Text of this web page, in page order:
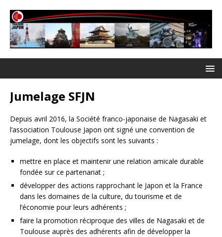
Jumelage SFJN
Depuis avril 2016, la Société franco-japonaise de Nagasaki et
l’association Toulouse Japon ont signé une convention de
jumelage, dont les objectifs sont les suivants :
mettre en place et maintenir une relation amicale durable
fondée sur ce partenariat ;
développer des actions rapprochant le Japon et la France
dans les domaines de la culture, du tourisme et de
l’économie pour leurs adhérents ;
faire la promotion réciproque des villes de Nagasaki et de
Toulouse auprès des adhérents afin de développer la